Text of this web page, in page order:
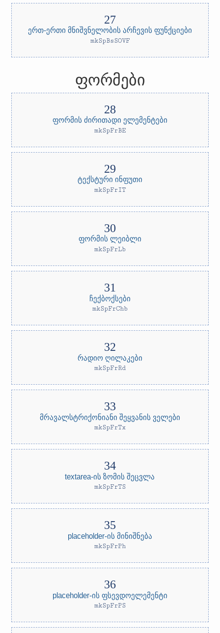
ერთ-ერთი მნიშვნელობის არჩევის ფუნქციები
mkSpBsSOVF
ფორმები
ფორმის ძირითადი ელემენტები
mkSpFrBE
ტექსტური ინფუთი
mkSpFrIT
ფორმის ლეიბლი
mkSpFrLb
ჩექბოქსები
mkSpFrChb
რადიო ღილაკები
mkSpFrRd
მრავალსტრიქონიანი შეყვანის ველები
mkSpFrTx
textarea-ის ზომის შეცვლა
mkSpFrTS
placeholder-ის მინიშნება
mkSpFrPh
placeholder-ის ფსევდოელემენტი
mkSpFrPS